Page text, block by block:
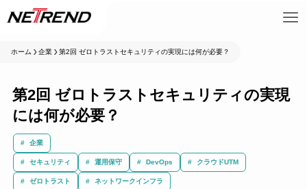
ホーム 企業 第2回 ゼロトラストセキュリティの実現には何が必要？
第2回 ゼロトラストセキュリティの実現
には何が必要？
企業
セキュリティ 運用保守 DevOps クラウドUTM
ゼロトラスト ネットワークインフラ